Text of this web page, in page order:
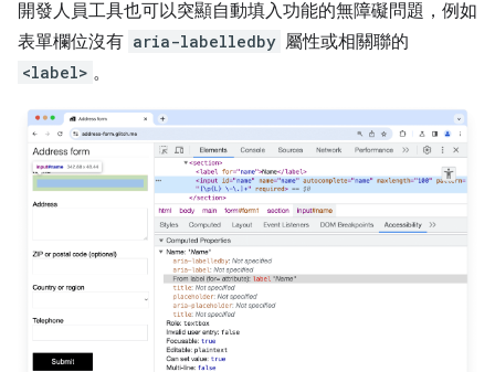
開發人員工具也可以突顯自動填入功能的無障礙問題，例如
表單欄位沒有 aria-labelledby 屬性或相關聯的
<label> 。